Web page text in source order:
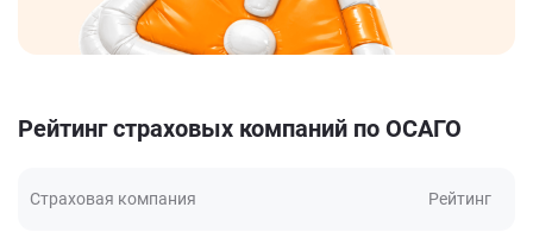
Рейтинг страховых компаний по ОСАГО
Страховая компания Рейтинг